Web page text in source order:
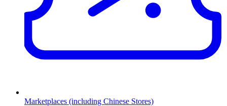
Marketplaces (including Chinese Stores)